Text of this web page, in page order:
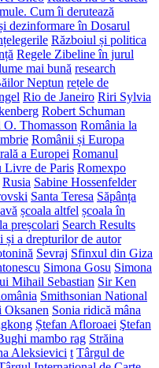
Cum îi derutează
dezinformare în Dosarul
Războiul și politica
Regele Zibeline în jurul
mai bună research
Neptun rețele de
Rio de Janeiro Riri Sylvia
Robert Schuman
O. Thomasson România la
Românii și Europa
a Europei Romanul
Livre de Paris Romexpo
Rusia Sabine Hossenfelder
Santa Teresa Săpânța
școala altfel școala în
preșcolari Search Results
și a drepturilor de autor
Sevraj Sfinxul din Giza
Simona Gosu Simona
Mihail Sebastian Sir Ken
Smithsonian National
Oksanen Sonia ridică mâna
Ștefan Afloroaei Ştefan
mambo rag Străina
Aleksievici t Târgul de